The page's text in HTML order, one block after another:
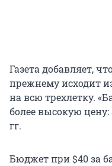
Газета добавляет,
прежнему исходит
на всю трехлетку.
более высокую цену:
гг.
Бюджет при $40 за